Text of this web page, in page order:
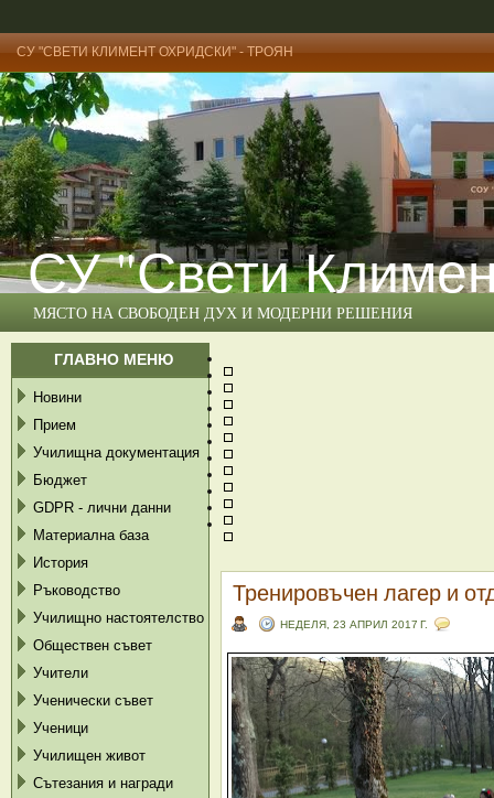
СУ "СВЕТИ КЛИМЕНТ ОХРИДСКИ" - ТРОЯН
СУ "Свети
МЯСТО НА СВОБОДЕН ДУХ И МОДЕРНИ РЕШЕНИЯ
ГЛАВНО МЕНЮ
Новини
Прием
Училищна документация
Бюджет
GDPR - лични данни
Материална база
История
Ръководство
Училищно настоятелство
Обществен съвет
Учители
Ученически съвет
Ученици
Училищен живот
Сътезания и награди
Тренировъчен лагер и
НЕДЕЛЯ, 23 АПРИЛ 2017 Г.